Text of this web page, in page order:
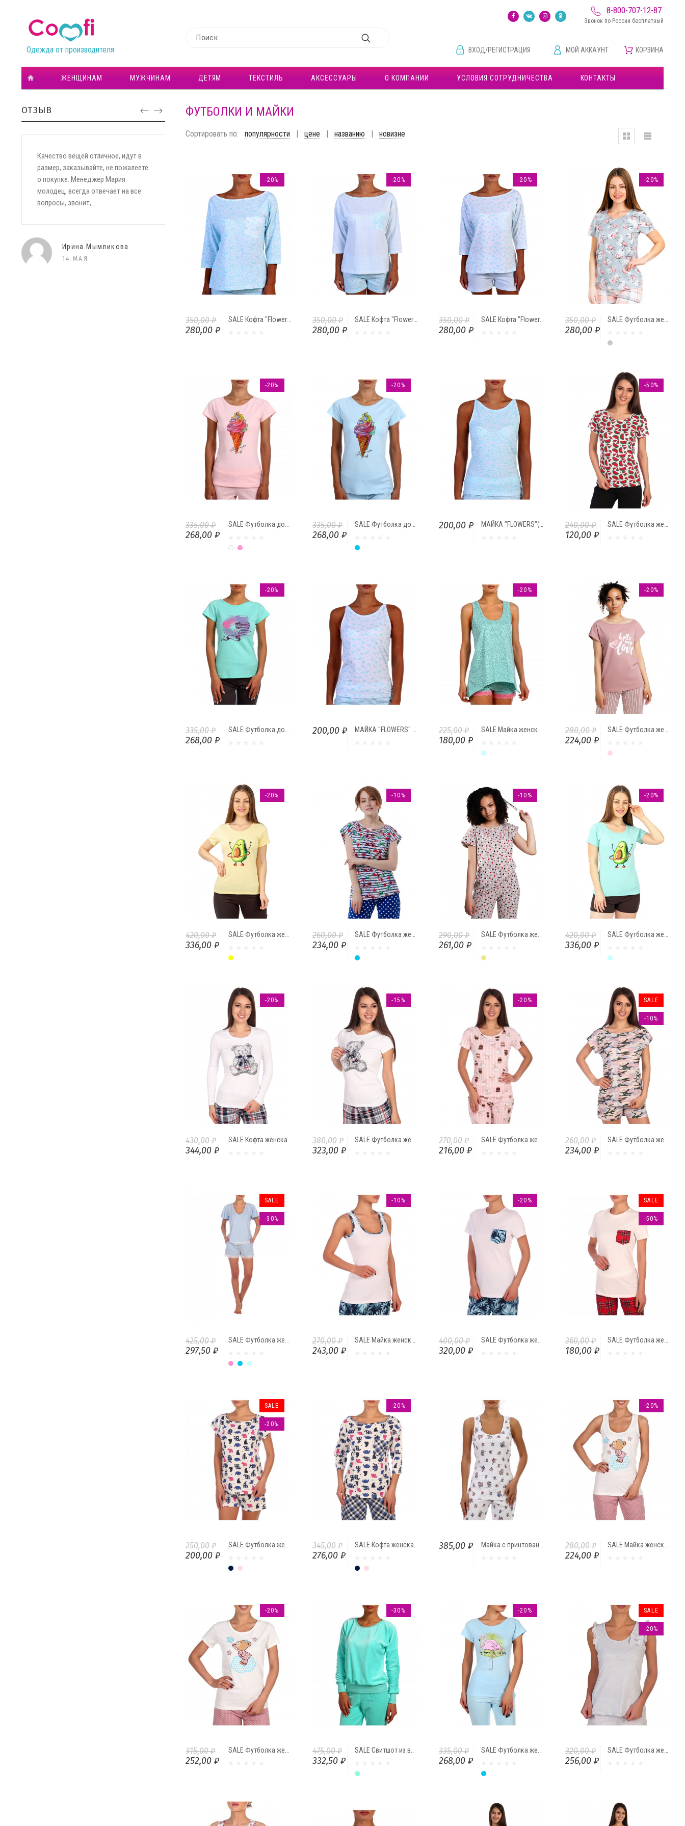
8-800-707-12-87
Звонок по России бесплатный
Одежда от производителя ВХОД/РЕГИСТРАЦИЯ МОЙ АККАУНТ КОРЗИНА
ЖЕНЩИНАМ МУЖЧИНАМ ДЕТЯМ ТЕКСТИЛЬ АКСЕССУАРЫ О КОМПАНИИ УСЛОВИЯ СОТРУДНИЧЕСТВА КОНТАКТЫ
ОТЗЫВ
Качество вещей отличное, идут в
размер, заказывайте, не пожалеете
о покупке. Менеджер Мария
молодец, всегда отвечает на все
вопросы, звонит,...
Ирина Мымликова
14 МАЯ
ФУТБОЛКИ И МАЙКИ
Сортировать по: популярности | цене | названию | новизне
SALE Кофта "Flowers" (Цветы) от Comfi
350,00 ₽
280,00 ₽
-20%
SALE Кофта "Flowers" (Горошек) от Comfi
350,00 ₽
280,00 ₽
-20%
350,00 ₽
280,00 ₽
-20%
350,00 ₽
280,00 ₽
-20%
Серый меланж
335,00 ₽
268,00 ₽
-20%
БелыйРозовый
335,00 ₽
268,00 ₽
-20%
Голубой
200,00 ₽ 240,00 ₽
120,00 ₽
-50%
335,00 ₽
268,00 ₽
-20%
200,00 ₽ 225,00 ₽
180,00 ₽
-20%
Ментол
280,00 ₽
224,00 ₽
-20%
Сухая роза
SALE Футболка женская "Авокадо"
420,00 ₽
336,00 ₽
-20%
Жёлтый
SALE Футболка женская "Карнавал"
260,00 ₽
234,00 ₽
-10%
Голубой
SALE Футболка женская "Цветной горошек"
290,00 ₽
261,00 ₽
-10%
Бежевый
SALE Футболка женская "Авокадо"
420,00 ₽
336,00 ₽
-20%
Ментол
430,00 ₽
344,00 ₽
-20%
380,00 ₽
323,00 ₽
-15%
270,00 ₽
216,00 ₽
-20%
260,00 ₽
234,00 ₽
SALE
-10%
425,00 ₽
297,50 ₽
SALE
-30%
Розовый
Голубой
Ментол
270,00 ₽
243,00 ₽
-10%
400,00 ₽
320,00 ₽
-20%
360,00 ₽
180,00 ₽
SALE
-50%
250,00 ₽
200,00 ₽
SALE
-20%
Тёмно-синий
Сухая роза
345,00 ₽
276,00 ₽
-20%
Тёмно-синий
Сухая роза
385,00 ₽ 280,00 ₽
224,00 ₽
-20%
315,00 ₽
252,00 ₽
-20%
475,00 ₽
332,50 ₽
-30%
Мятный
335,00 ₽
268,00 ₽
-20%
Голубой
320,00 ₽
256,00 ₽
SALE
-20%